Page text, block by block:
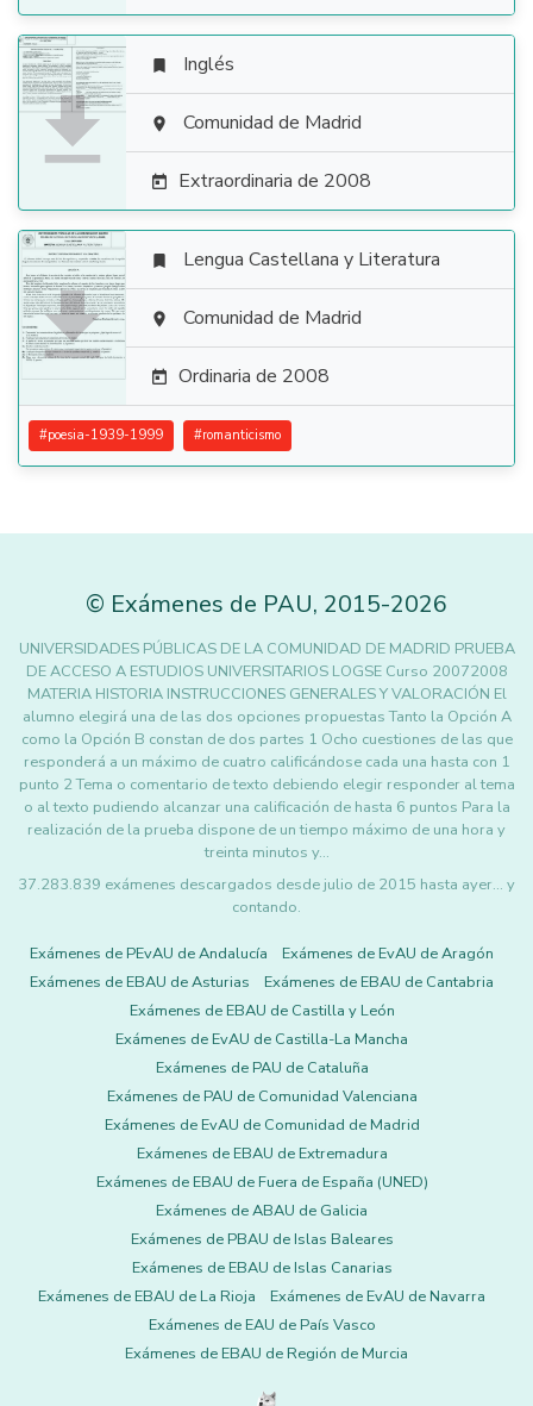

 Inglés
 Comunidad de Madrid
 Extraordinaria de 2008

 Lengua Castellana y Literatura
 Comunidad de Madrid
 Ordinaria de 2008
#poesia-1939-1999 #romanticismo
© Exámenes de PAU, 2015-2026
UNIVERSIDADES PÚBLICAS DE LA COMUNIDAD DE MADRID PRUEBA
DE ACCESO A ESTUDIOS UNIVERSITARIOS LOGSE Curso 20072008
MATERIA HISTORIA INSTRUCCIONES GENERALES Y VALORACIÓN El
alumno elegirá una de las dos opciones propuestas Tanto la Opción A
como la Opción B constan de dos partes 1 Ocho cuestiones de las que
responderá a un máximo de cuatro calificándose cada una hasta con 1
punto 2 Tema o comentario de texto debiendo elegir responder al tema
o al texto pudiendo alcanzar una calificación de hasta 6 puntos Para la
realización de la prueba dispone de un tiempo máximo de una hora y
treinta minutos y…
37.283.839 exámenes descargados desde julio de 2015 hasta ayer... y
contando.
Exámenes de PEvAU de Andalucía
Exámenes de EvAU de Aragón
Exámenes de EBAU de Asturias
Exámenes de EBAU de Cantabria
Exámenes de EBAU de Castilla y León
Exámenes de EvAU de Castilla-La Mancha
Exámenes de PAU de Cataluña
Exámenes de PAU de Comunidad Valenciana
Exámenes de EvAU de Comunidad de Madrid
Exámenes de EBAU de Extremadura
Exámenes de EBAU de Fuera de España (UNED)
Exámenes de ABAU de Galicia
Exámenes de PBAU de Islas Baleares
Exámenes de EBAU de Islas Canarias
Exámenes de EBAU de La Rioja
Exámenes de EvAU de Navarra
Exámenes de EAU de País Vasco
Exámenes de EBAU de Región de Murcia